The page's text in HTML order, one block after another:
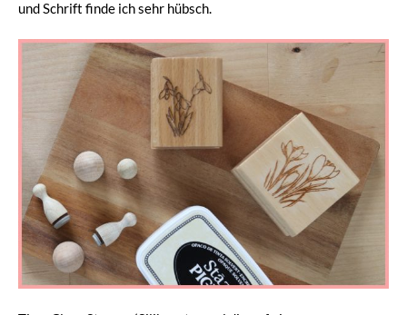
und Schrift finde ich sehr hübsch.